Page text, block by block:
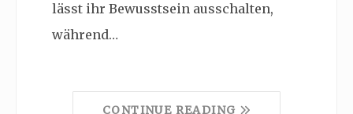
lässt ihr Bewusstsein ausschalten,
während…
CONTINUE READING